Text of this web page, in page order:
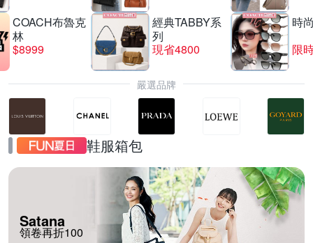
COACH布魯克
林
$8999
經典TABBY系
列
現省4800
時
限
嚴選品牌
鞋服箱包
Satana
領卷再折100